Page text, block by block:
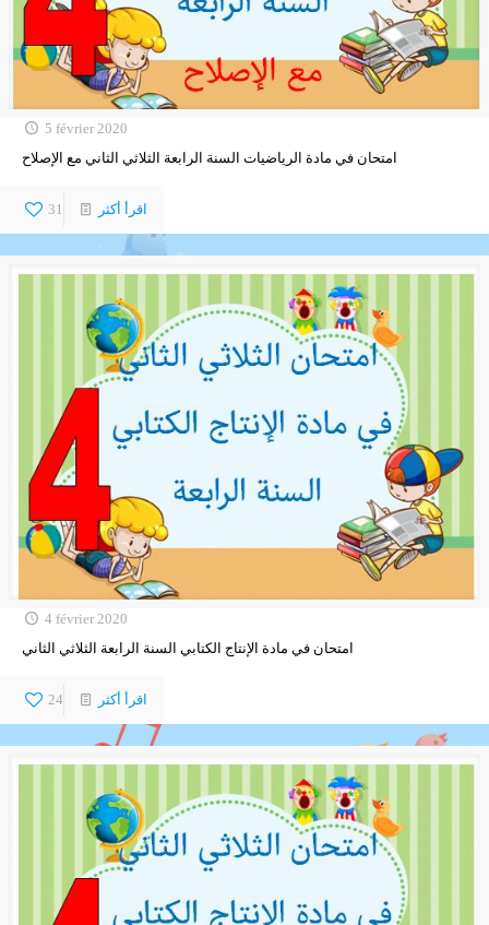
5 février 2020
امتحان في مادة الرياضيات السنة الرابعة الثلاثي الثاني مع الإصلاح
31 اقرأ أكثر
4 février 2020
امتحان في مادة الإنتاج الكتابي السنة الرابعة الثلاثي الثاني
24 اقرأ أكثر